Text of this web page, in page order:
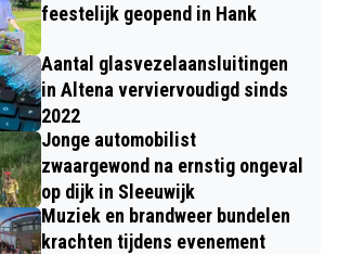
feestelijk geopend in Hank
Aantal glasvezelaansluitingen
in Altena verviervoudigd sinds
2022
Jonge automobilist
zwaargewond na ernstig ongeval
op dijk in Sleeuwijk
Muziek en brandweer bundelen
krachten tijdens evenement